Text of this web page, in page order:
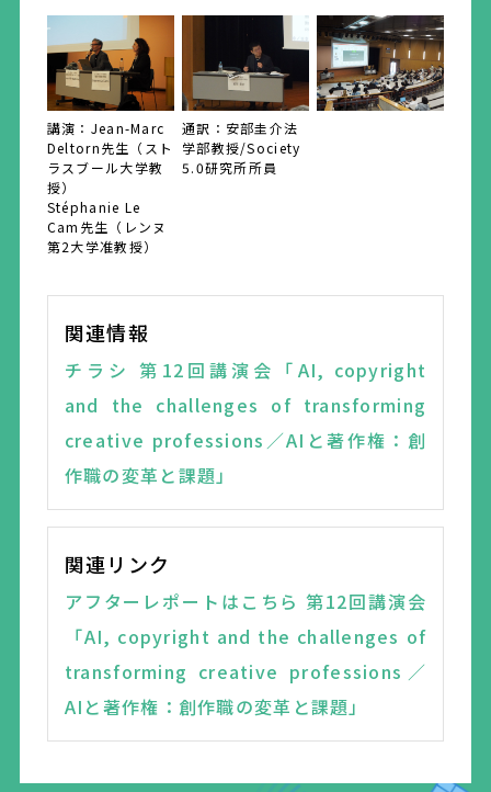
講演：Jean-Marc
Deltorn先生（スト
ラスブール大学教
授）
Stéphanie Le
Cam先生（レンヌ
第2大学准教授）
通訳：安部圭介法
学部教授/Society
5.0研究所所員
関連情報
チラシ 第12回講演会「AI, copyright
and the challenges of transforming
creative professions／AIと著作権：創
作職の変革と課題」
関連リンク
アフターレポートはこちら 第12回講演会
「AI, copyright and the challenges of
transforming creative professions／
AIと著作権：創作職の変革と課題」